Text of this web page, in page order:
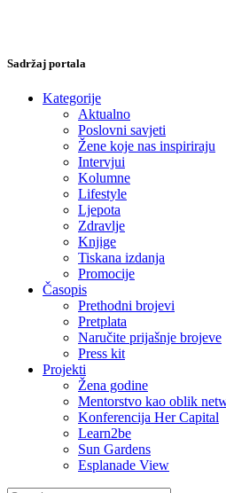
Sadržaj portala
Kategorije
Aktualno
Poslovni savjeti
Žene koje nas inspiriraju
Intervjui
Kolumne
Lifestyle
Ljepota
Zdravlje
Knjige
Tiskana izdanja
Promocije
Časopis
Prethodni brojevi
Pretplata
Naručite prijašnje brojeve
Press kit
Projekti
Žena godine
Mentorstvo kao oblik
Konferencija Her Capital
Learn2be
Sun Gardens
Esplanade View